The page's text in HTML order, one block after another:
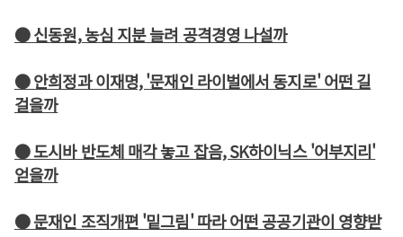
● 신동원, 농심 지분 늘려 공격경영 나설까
● 안희정과 이재명, '문재인 라이벌에서 동지로' 어떤 길
걸을까
● 도시바 반도체 매각 놓고 잡음, SK하이닉스 '어부지리'
얻을까
● 문재인 조직개편 '밑그림' 따라 어떤 공공기관이 영향받